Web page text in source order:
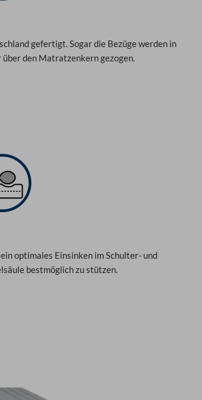
9
v
gefertigt. Sogar die Bezüge werden in
den Matratzenkern gezogen.
optimales Einsinken im Schulter- und
bestmöglich zu stützen.